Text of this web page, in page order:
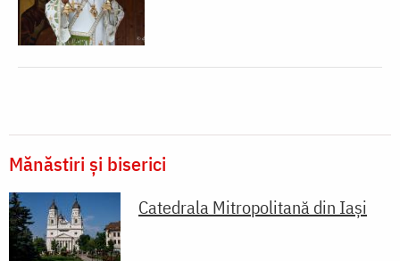
Mănăstiri și biserici
Catedrala Mitropolitană din Iaşi